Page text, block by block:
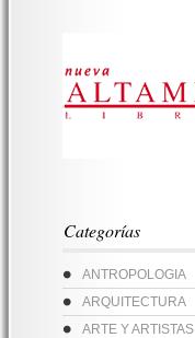
Categorías
ANTROPOLOGIA
ARQUITECTURA
ARTE Y ARTISTAS